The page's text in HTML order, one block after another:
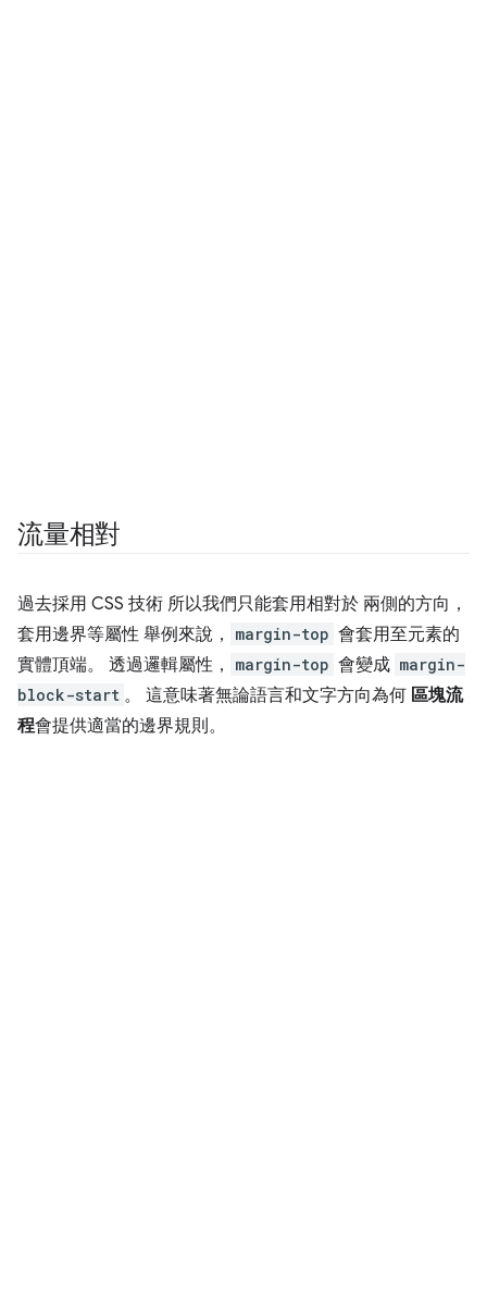
流量相對
過去採用 CSS 技術 所以我們只能套用相對於 兩側的方向，
套用邊界等屬性 舉例來說，
margin-top 會套用至元素的
實體頂端。 透過邏輯屬性，
margin-top 會變成 margin-
block-start 。 這意味著無論語言和文字方向為何 區塊流
程會提供適當的邊界規則。